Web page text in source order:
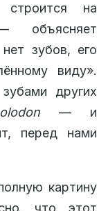
на
объясняет
зубов, его
виду».
других
— и
перед нами
картину
что этот